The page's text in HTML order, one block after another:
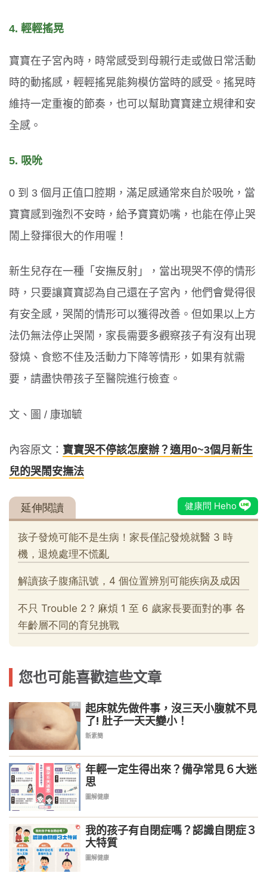
4. 輕輕搖晃
寶寶在子宮內時，時常感受到母親行走或做日常活動
時的動搖感，輕輕搖晃能夠模仿當時的感受。搖晃時
維持一定重複的節奏，也可以幫助寶寶建立規律和安
全感。
5. 吸吮
0 到 3 個月正值口腔期，滿足感通常來自於吸吮，當
寶寶感到強烈不安時，給予寶寶奶嘴，也能在停止哭
鬧上發揮很大的作用喔！
新生兒存在一種「安撫反射」，當出現哭不停的情形
時，只要讓寶寶認為自己還在子宮內，他們會覺得很
有安全感，哭鬧的情形可以獲得改善。但如果以上方
法仍無法停止哭鬧，家長需要多觀察孩子有沒有出現
發燒、食慾不佳及活動力下降等情形，如果有就需
要，請盡快帶孩子至醫院進行檢查。
文、圖 / 康珈毓
內容原文： 寶寶哭不停該怎麼辦？適用0~3個月新生
兒的哭鬧安撫法
您也可能喜歡這些文章
PR
起床就先做件事，沒三天小腹就不見
了! 肚子一天天變小！
新素簡
年輕一定生得出來？備孕常見６大迷
思
圖解健康
我的孩子有自閉症嗎？認識自閉症３
大特質
圖解健康